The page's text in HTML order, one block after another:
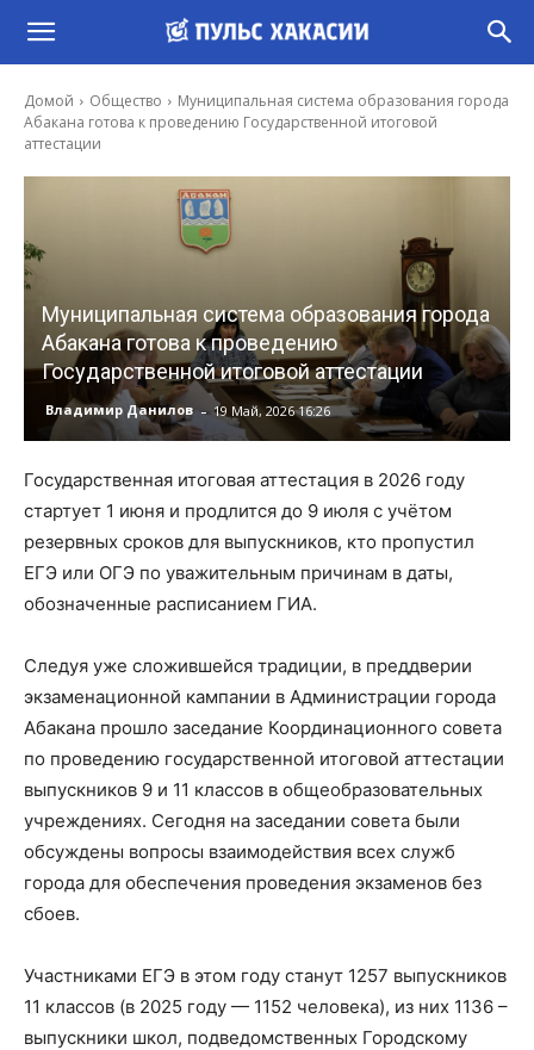
Домой Общество
Муниципальная система образования города
Абакана готова к проведению Государственной итоговой
аттестации
Муниципальная система образования города
Абакана готова к проведению
Государственной итоговой аттестации
Владимир Данилов - 19 Май, 2026 16:26
Государственная итоговая аттестация в 2026 году
стартует 1 июня и продлится до 9 июля с учётом
резервных сроков для выпускников, кто пропустил
ЕГЭ или ОГЭ по уважительным причинам в даты,
обозначенные расписанием ГИА.
Следуя уже сложившейся традиции, в преддверии
экзаменационной кампании в Администрации города
Абакана прошло заседание Координационного совета
по проведению государственной итоговой аттестации
выпускников 9 и 11 классов в общеобразовательных
учреждениях. Сегодня на заседании совета были
обсуждены вопросы взаимодействия всех служб
города для обеспечения проведения экзаменов без
сбоев.
Участниками ЕГЭ в этом году станут 1257 выпускников
11 классов (в 2025 году — 1152 человека), из них 1136 –
выпускники школ, подведомственных Городскому